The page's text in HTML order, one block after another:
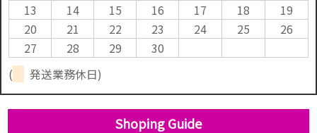
13
14 15 16 17 18
19
20
21 22 23 24 25
26
27
28 29
30
(
発送業務休日)
Shoping Guide